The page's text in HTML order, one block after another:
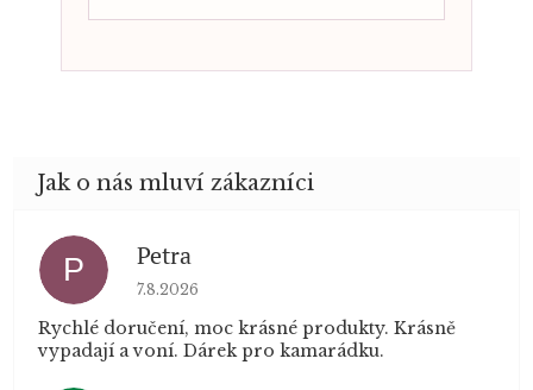
P Petra
Hodnocení obchodu je 5 z 5 hvězdiček.
7.8.2026
Rychlé doručení, moc krásné produkty. Krásně
vypadají a voní. Dárek pro kamarádku.